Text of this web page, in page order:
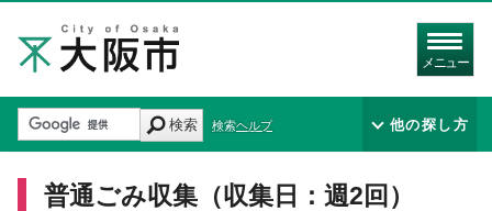
メニュー
検索 検索ヘルプ 他の探し方
普通ごみ収集（収集日：週2回）